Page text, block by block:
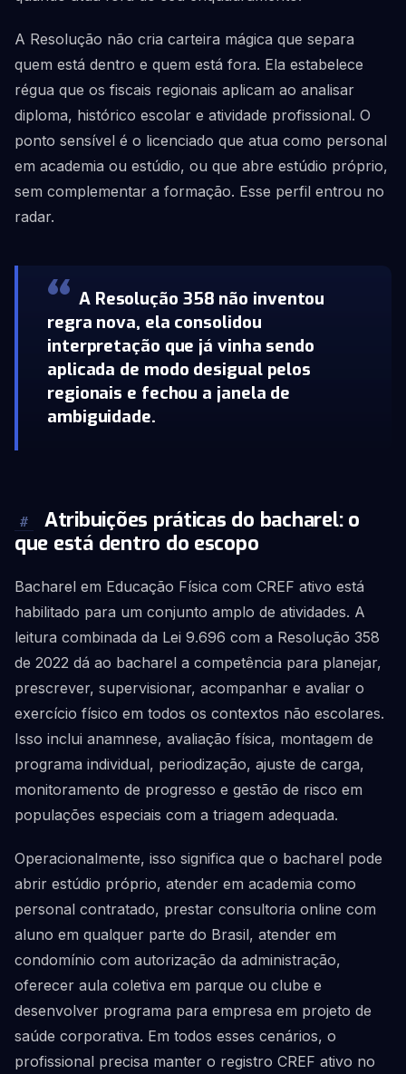
A Resolução não cria carteira mágica que separa
quem está dentro e quem está fora. Ela estabelece
régua que os fiscais regionais aplicam ao analisar
diploma, histórico escolar e atividade profissional. O
ponto sensível é o licenciado que atua como personal
em academia ou estúdio, ou que abre estúdio próprio,
sem complementar a formação. Esse perfil entrou no
radar.
A Resolução 358 não inventou
regra nova, ela consolidou
interpretação que já vinha sendo
aplicada de modo desigual pelos
regionais e fechou a janela de
ambiguidade.
#
Atribuições práticas do bacharel: o
que está dentro do escopo
Bacharel em Educação Física com CREF ativo está
habilitado para um conjunto amplo de atividades. A
leitura combinada da Lei 9.696 com a Resolução 358
de 2022 dá ao bacharel a competência para planejar,
prescrever, supervisionar, acompanhar e avaliar o
exercício físico em todos os contextos não escolares.
Isso inclui anamnese, avaliação física, montagem de
programa individual, periodização, ajuste de carga,
monitoramento de progresso e gestão de risco em
populações especiais com a triagem adequada.
Operacionalmente, isso significa que o bacharel pode
abrir estúdio próprio, atender em academia como
personal contratado, prestar consultoria online com
aluno em qualquer parte do Brasil, atender em
condomínio com autorização da administração,
oferecer aula coletiva em parque ou clube e
desenvolver programa para empresa em projeto de
saúde corporativa. Em todos esses cenários, o
profissional precisa manter o registro CREF ativo no